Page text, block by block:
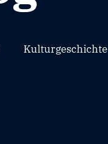
Kulturgeschichte